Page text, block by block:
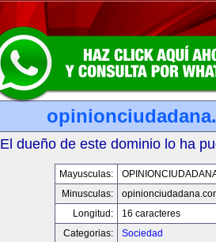
El dueño de este dominio lo ha
Mayusculas:
Minusculas:
Longitud:
16 caracteres
Categorias:
Sociedad